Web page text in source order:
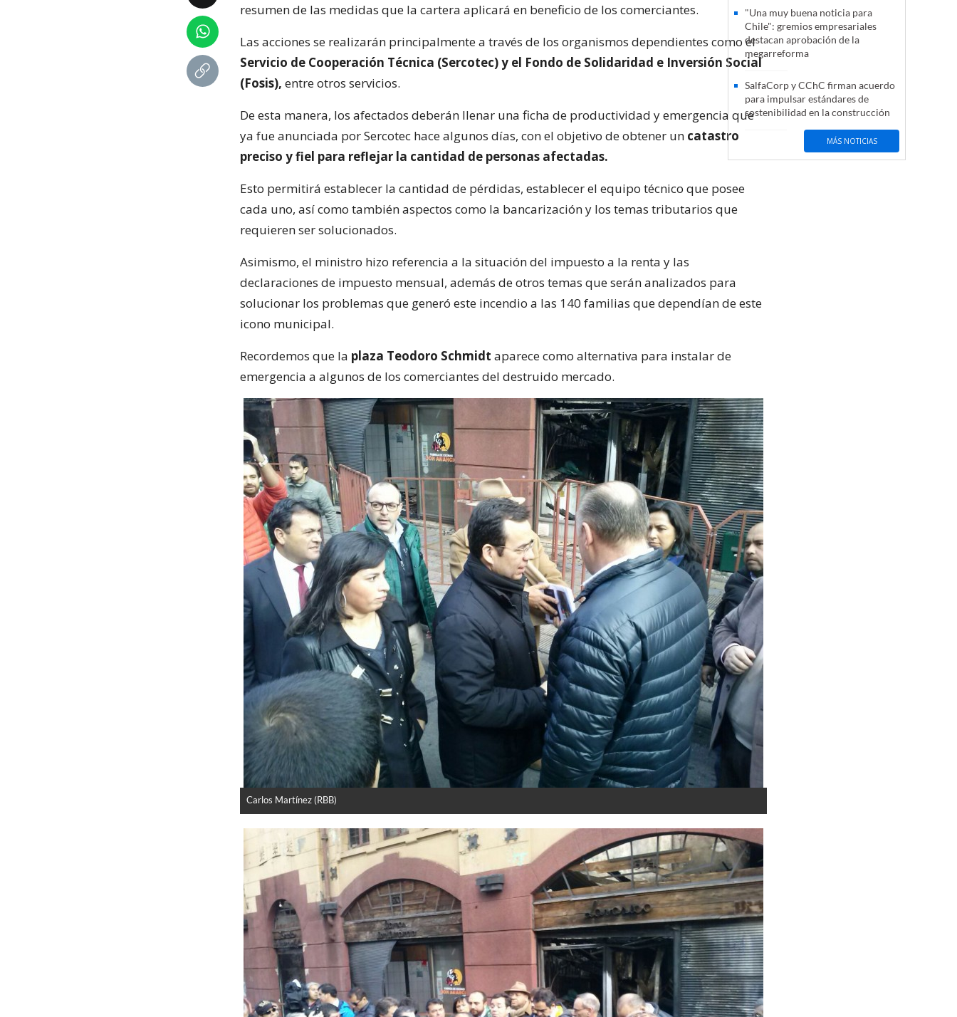
resumen de las medidas que la cartera aplicará en beneficio de los comerciantes.
Las acciones se realizarán principalmente a través de los organismos dependientes como el
Servicio de Cooperación Técnica (Sercotec) y el Fondo de Solidaridad e Inversión Social
(Fosis), entre otros servicios.
De esta manera, los afectados deberán llenar una ficha de productividad y emergencia que
ya fue anunciada por Sercotec hace algunos días, con el objetivo de obtener un catastro
preciso y fiel para reflejar la cantidad de personas afectadas.
Esto permitirá establecer la cantidad de pérdidas, establecer el equipo técnico que posee
cada uno, así como también aspectos como la bancarización y los temas tributarios que
requieren ser solucionados.
Asimismo, el ministro hizo referencia a la situación del impuesto a la renta y las
declaraciones de impuesto mensual, además de otros temas que serán analizados para
solucionar los problemas que generó este incendio a las 140 familias que dependían de este
icono municipal.
Recordemos que la plaza Teodoro Schmidt aparece como alternativa para instalar de
emergencia a algunos de los comerciantes del destruido mercado.
Carlos Martínez (RBB)
"Una muy buena noticia para
Chile": gremios empresariales
destacan aprobación de la
megarreforma
SalfaCorp y CChC firman acuerdo
para impulsar estándares de
sostenibilidad en la construcción
MÁS NOTICIAS